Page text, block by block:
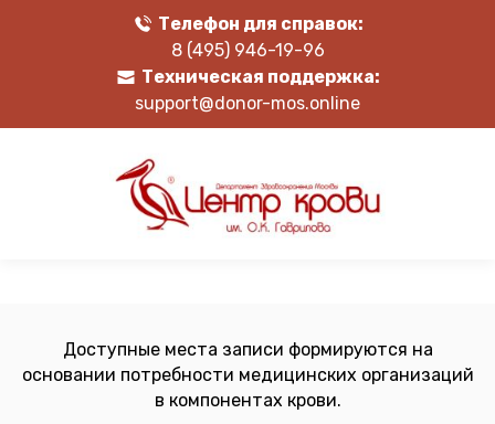
Телефон для справок:
8 (495) 946-19-96
Техническая поддержка:
support@donor-mos.online
Доступные места записи формируются на
основании потребности медицинских организаций
в компонентах крови.